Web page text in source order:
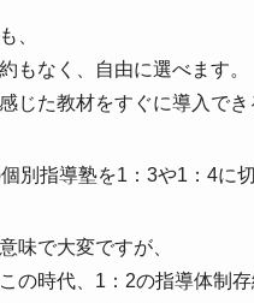
、
もなく、自由に選べます。
じた教材をすぐに導入でき
別指導塾を1：3や1：4に
味で大変ですが、
の時代、1：2の指導体制存